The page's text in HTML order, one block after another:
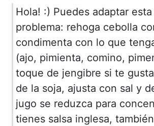
Hola! :) Puedes adaptar
problema: rehoga cebolla
condimenta con lo que
(ajo, pimienta, comino,
toque de jengibre si te
de la soja, ajusta con sal y
jugo se reduzca para
tienes salsa inglesa,